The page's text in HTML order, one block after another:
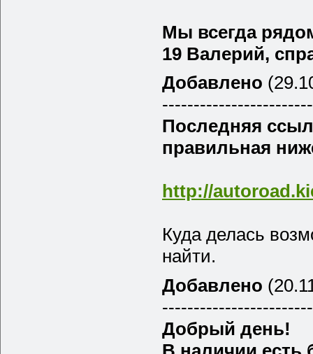
Мы всегда
19 Валерий,
Добавлено
Последняя
правильная
http://
Куда делась
найти.
Добавлено
Добрый день!